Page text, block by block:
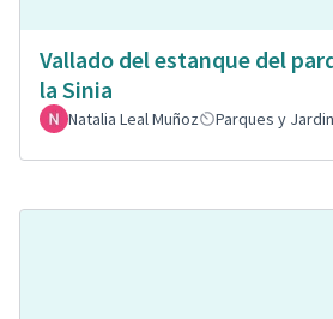
Vallado del estanque del
la Sinia
Natalia Leal Muñoz Parques y